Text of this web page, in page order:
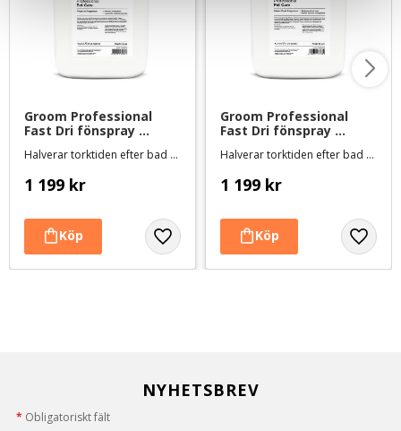
Groom Professional
Fast Dri fönspray
Halverar torktiden efter bad - Fräsch och fruktig doft
1 199 kr
Groom Professional
Fast Dri fönspray
Halverar torktiden efter bad - Mjuk och fruktig doft
1 199 kr
NYHETSBREV
* Obligatoriskt fält